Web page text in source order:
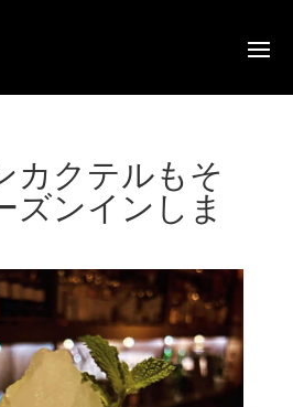
カクテルもそ
ズンインしま